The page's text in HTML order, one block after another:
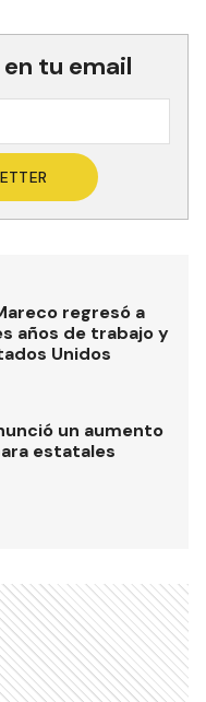
tu email
regresó a
años de trabajo y
Unidos
un aumento
estatales